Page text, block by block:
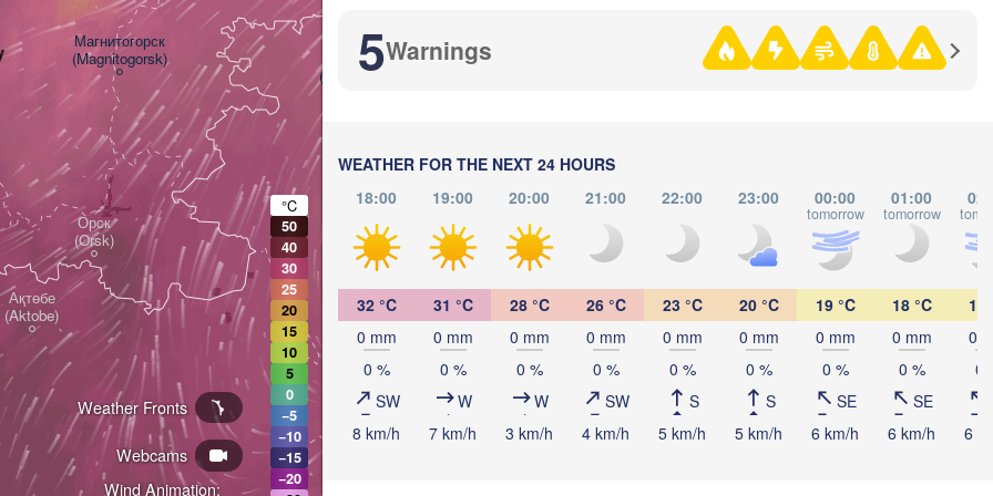
5Warnings
WEATHER FOR THE NEXT 24 HOURS
18:00
19:00 20:00 21:00 22:00 23:00 00:00
tomorrow
01:00
tomorrow
32 °C
0 mm
0 %
SW
8 km/h
31 °C
0 mm
0 %
W
7 km/h
28 °C
0 mm
0 %
W
3 km/h
26 °C
0 mm
0 %
SW
4 km/h
23 °C
0 mm
0 %
S
5 km/h
20 °C
0 mm
0 %
S
5 km/h
19 °C
0 mm
0 %
SE
6 km/h
18 °C
0 mm
0 %
SE
6 km/h
17
0
0
6
Wind Animation:
Webcams
Weather Fronts
Ақтөбе
(Aktobe)
Орск
(Orsk)
Қостанай
(Kostanay)
Магнитогорск
(Magnitogorsk)
Астана
(Astana)
(Ekibastuz)
Қарағанды
(Qarağandy)
°C
50
40
30
25
20
15
10
5
0
−5
−10
−15
−20